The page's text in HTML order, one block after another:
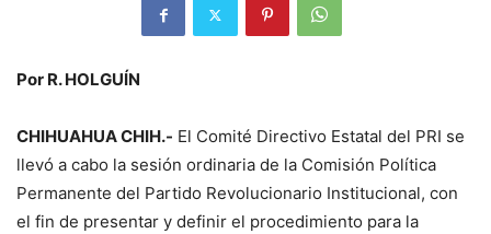
Por R. HOLGUÍN
CHIHUAHUA CHIH.- El Comité Directivo Estatal del PRI se
llevó a cabo la sesión ordinaria de la Comisión Política
Permanente del Partido Revolucionario Institucional, con
el fin de presentar y definir el procedimiento para la